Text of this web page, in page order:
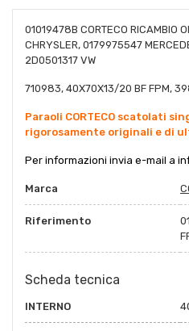
01019478B CORTECO RICAMBIO
CHRYSLER, 0179975547
2D0501317 VW
710983, 40X70X13/20 BF FPM,
Paraoli CORTECO scatolati
rigorosamente originali e di
Per informazioni invia e-mail a
Marca
Riferimento
Scheda tecnica
INTERNO